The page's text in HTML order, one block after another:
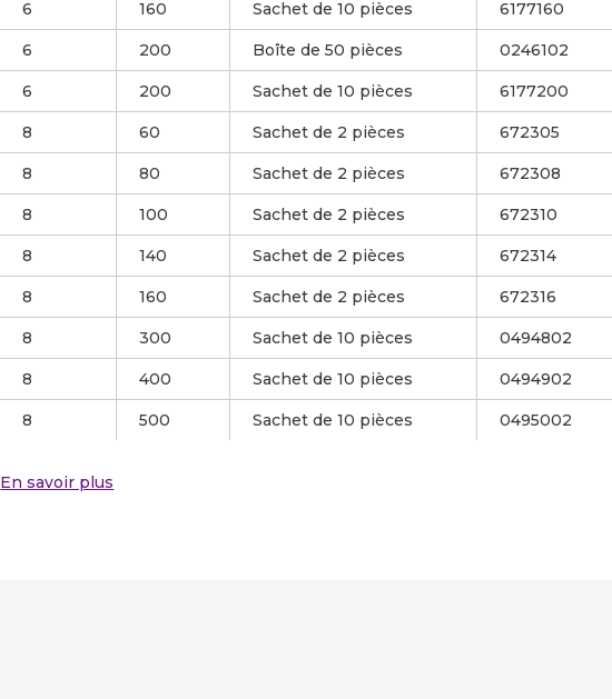
6 160 Sachet de 10 pièces 6177160
6 200 Boîte de 50 pièces 0246102
6 200 Sachet de 10 pièces 6177200
8 60 Sachet de 2 pièces 672305
8 80 Sachet de 2 pièces 672308
8 100 Sachet de 2 pièces 672310
8 140 Sachet de 2 pièces 672314
8 160 Sachet de 2 pièces 672316
8 300 Sachet de 10 pièces 0494802
8 400 Sachet de 10 pièces 0494902
8 500 Sachet de 10 pièces 0495002
En savoir plus